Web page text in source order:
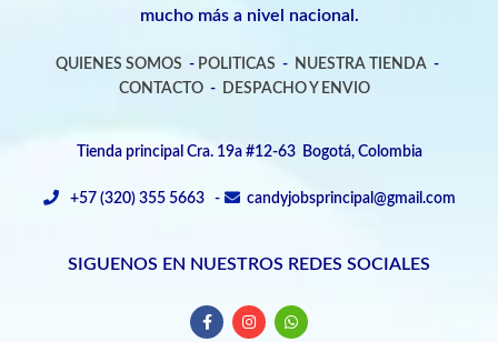
mucho más a nivel nacional.
QUIENES SOMOS - POLITICAS - NUESTRA TIENDA -
CONTACTO- DESPACHO Y ENVIO
Tienda principal Cra. 19a #12-63 Bogotá, Colombia
+57 (320) 355 5663 - candyjobsprincipal@gmail.com
SIGUENOS EN NUESTROS REDES SOCIALES